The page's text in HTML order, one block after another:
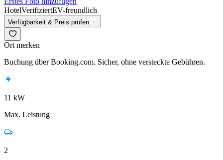
HotelVerifiziertEV-freundlich
Verfügbarkeit & Preis prüfen
Ort merken
Buchung über Booking.com. Sicher, ohne versteckte Gebühren.
11 kW
Max. Leistung
2